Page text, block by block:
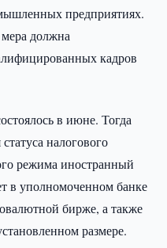
предприятиях.
должна
кадров
в июне. Тогда
налогового
режима иностранный
в уполномоченном банке
бирже, а также
размере.